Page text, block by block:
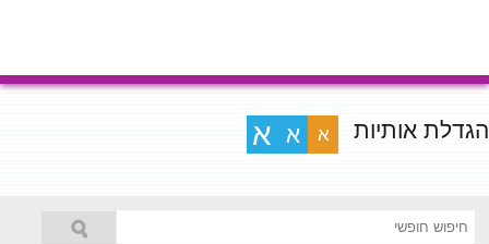
הגדלת אותיות א א א